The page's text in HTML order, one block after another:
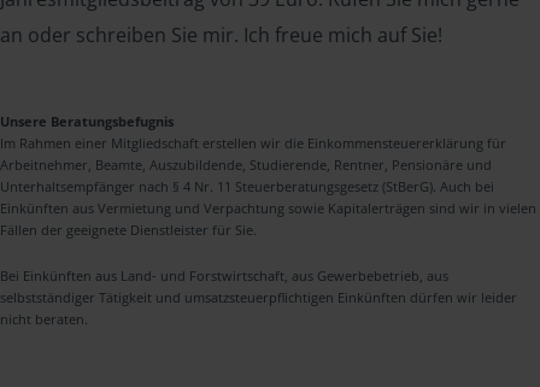
an oder schreiben Sie mir. Ich freue mich auf Sie!
Unsere Beratungsbefugnis
Im Rahmen einer Mitgliedschaft erstellen wir die Einkommensteuererklärung für
Arbeitnehmer, Beamte, Auszubildende, Studierende, Rentner, Pensionäre und
Unterhaltsempfänger nach § 4 Nr. 11 Steuerberatungsgesetz (StBerG). Auch bei
Einkünften aus Vermietung und Verpachtung sowie Kapitalerträgen sind wir in vielen
Fällen der geeignete Dienstleister für Sie.
Bei Einkünften aus Land- und Forstwirtschaft, aus Gewerbebetrieb, aus
selbstständiger Tätigkeit und umsatzsteuerpflichtigen Einkünften dürfen wir leider
nicht beraten.